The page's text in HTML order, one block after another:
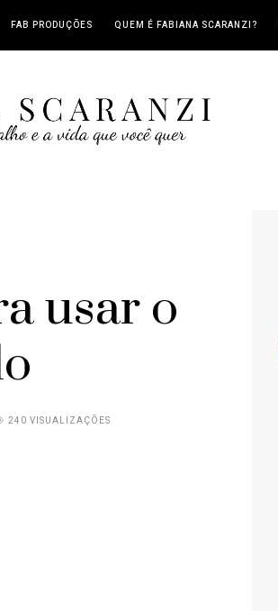
FAB PRODUÇÕES QUEM É FABIANA SCARANZI?
usar o
240 VISUALIZAÇÕES